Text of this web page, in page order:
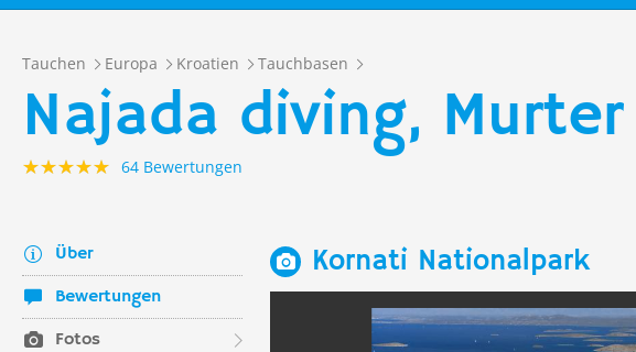
Tauchen Europa Kroatien Tauchbasen
Najada diving, Murter
64 Bewertungen
Über
Bewertungen
Fotos
Kornati Nationalpark